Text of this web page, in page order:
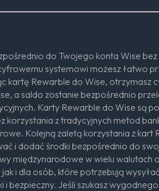
do Twojego konta Wise
systemowi możesz łatwo
Rewarble do Wise,
a saldo zostanie bezpośrednio
Karty Rewarble do Wise są
z tradycyjnych metod
Kolejną zaletą korzystania z kart
i dodać środki bezpośrednio do
w wielu walutach
i dla osób, które potrzebują
Jeśli szukasz